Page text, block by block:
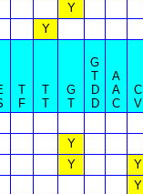
Y
Y
T
F
T
T
G
T
G
T
D
D
A
A
C
C
V
Y
Y Y
Y